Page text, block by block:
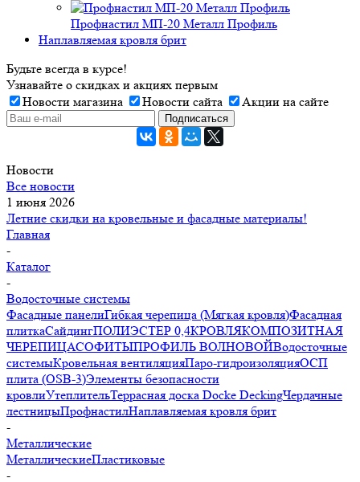
Профнастил МП-20 Металл Профиль
Наплавляемая кровля брит
Будьте всегда в курсе!
Узнавайте о скидках и акциях первым
Новости магазина
Новости сайта Акции на сайте
Новости
Все новости
1 июня 2026
Летние скидки на кровельные и фасадные материалы!
Главная
-
Каталог
-
Водосточные системы
Фасадные панелиГибкая черепица (Мягкая кровля)Фасадная
плиткаСайдингПОЛИЭСТЕР 0,4КРОВЛЯКОМПОЗИТНАЯ
ЧЕРЕПИЦАСОФИТЫПРОФИЛЬ ВОЛНОВОЙВодосточные
системыКровельная вентиляцияПаро-гидроизоляцияОСП
плита (OSB-3)Элементы безопасности
кровлиУтеплительТеррасная доска Docke DeckingЧердачные
лестницыПрофнастилНаплавляемая кровля брит
-
Металлические
МеталлическиеПластиковые
-